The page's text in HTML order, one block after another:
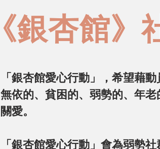
《銀杏館
「銀杏館愛心行動」，希望藉動
無依的、貧困的、弱勢的、年
關愛。
「銀杏館愛心行動」會為弱勢